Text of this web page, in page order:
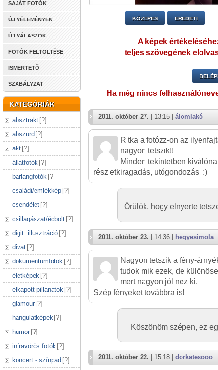
SAJÁT FOTÓK
ÚJ VÉLEMÉNYEK
ÚJ VÁLASZOK
FOTÓK FELTÖLTÉSE
ISMERTETŐ
SZABÁLYZAT
KATEGÓRIÁK
absztrakt [?]
abszurd [?]
akt [?]
állatfotók [?]
barlangfotók [?]
családi/emlékkép [?]
csendélet [?]
csillagászat/égbolt [?]
digit. illusztráció [?]
divat [?]
dokumentumfotók [?]
életképek [?]
elkapott pillanatok [?]
glamour [?]
hangulatképek [?]
humor [?]
infravörös fotók [?]
koncert - színpad [?]
KÖZEPES EREDETI
A képek
teljes szövegének
Ha még nincs
2011. október 27. | 13:15 | álomlakó
Ritka a fotózz-on az
nagyon tetszik!!
Minden tekintetben
részletkiragadás, utógondozás, :)
Örülök, hogy elnyerte
2011. október 23. | 14:36 | hegyesimola
Nagyon tetszik a fény-
tudok mik ezek, de
mert nagyon jól néz ki.
Szép fényeket továbbra is!
Köszönöm szépen, ez
2011. október 22. | 15:18 | dorkatesooo